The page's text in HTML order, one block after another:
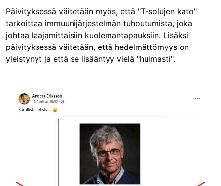
Päivityksessä väitetään myös, että "T-solujen kato"
tarkoittaa immuunijärjestelmän tuhoutumista, joka
johtaa laajamittaisiin kuolemantapauksiin. Lisäksi
päivityksessä väitetään, että hedelmättömyys on
yleistynyt ja että se lisääntyy vielä "huimasti".
Image